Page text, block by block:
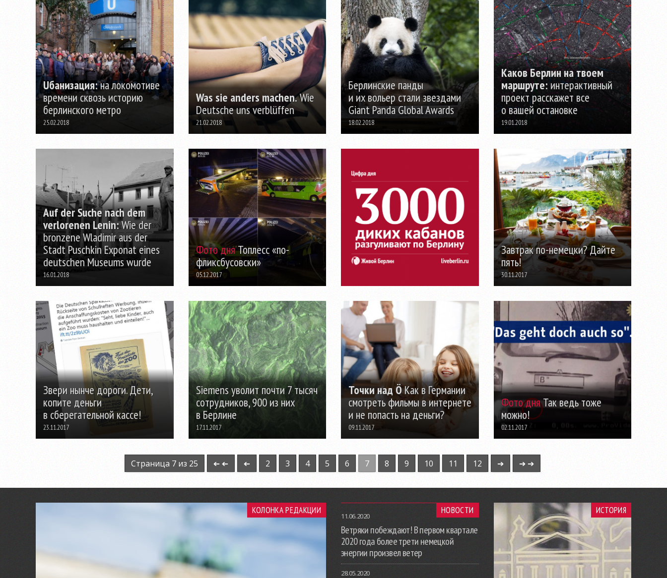
Uбанизация:на локомотиве
времени сквозь историю
берлинского метро
25.02.2018
Was sie anders machen.Wie
Deutsche uns verblüffen
21.02.2018
Берлинские панды
и их вольер стали звездами
Giant Panda Global Awards
18.02.2018
Каков Берлин на твоем
маршруте:интерактивный
проект расскажет все
о вашей остановке
19.01.2018
Auf der Suche nach dem
verlorenen Lenin:Wie der
bronzene Wladimir aus der
Stadt Puschkin Exponat eines
deutschen Museums wurde
16.01.2018
Фото дняТоплесс «по-
фликсбусовски»
05.12.2017
Завтрак по-немецки? Дайте
пять!
30.11.2017
Звери нынче дороги. Дети,
копите деньги
в сберегательной кассе!
23.11.2017
Siemens уволит почти 7 тысяч
сотрудников, 900 из них
в Берлине
17.11.2017
Точки над ÖКак в Германии
смотреть фильмы в интернете
и не попасть на деньги?
09.11.2017
Фото дняТак ведь тоже
можно!
02.11.2017
Страница 7 из 25 ➔ ➔ ➔ 2 3 4 5 6 7 8 9 10 11 12 ➔ ➔ ➔
КОЛОНКА РЕДАКЦИИ НОВОСТИ
11.06.2020
Ветряки побеждают! В первом квартале
2020 года более трети немецкой
энергии произвел ветер
28.05.2020
ИСТОРИЯ